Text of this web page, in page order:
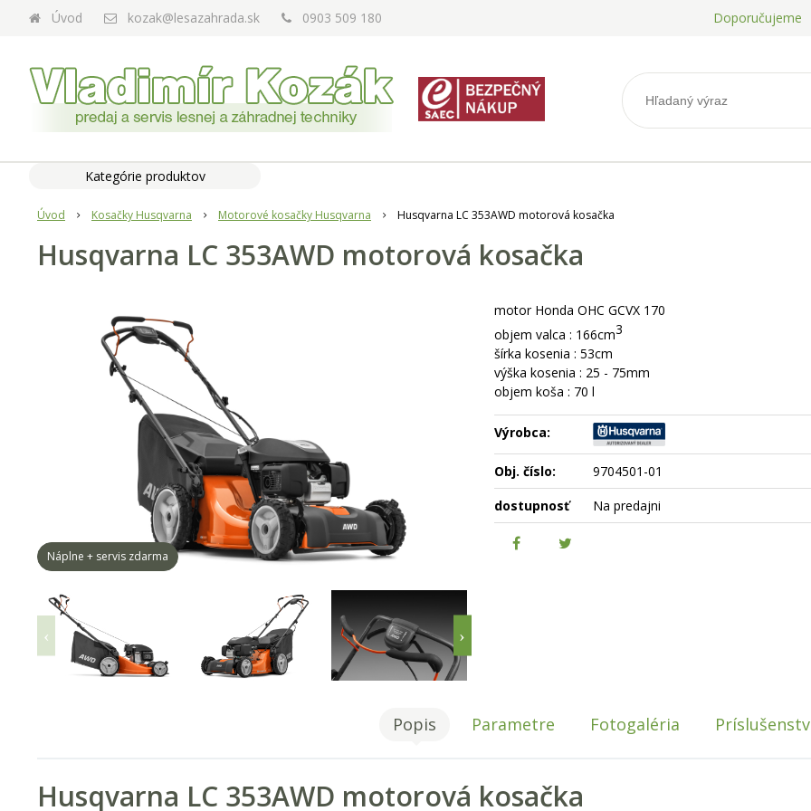
Úvod kozak@lesazahrada.sk 0903 509 180 Doporučujeme
Úvod Kosačky Husqvarna Motorové kosačky Husqvarna Husqvarna LC 353AWD motorová kosačka
Husqvarna LC 353AWD motorová kosačka
Náplne + servis zdarma
motor Honda OHC GCVX 170
objem valca : 166cm3
šírka kosenia : 53cm
výška kosenia : 25 - 75mm
objem koša : 70 l
Výrobca:
Obj. číslo:
9704501-01
dostupnosť
Na predajni
Popis Parametre Fotogaléria
Husqvarna LC 353AWD motorová kosačka
Kategórie produktov